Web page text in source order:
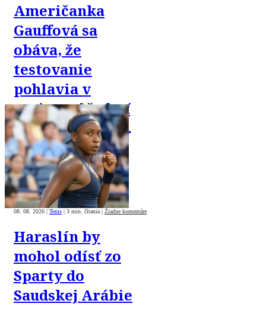
Američanka
Gauffová sa
obáva, že
testovanie
pohlavia v
tenise môže byť
zneužité proti
trans komunite
08. 08. 2026 Tenis 3 min. čítania Žiadne komentáre
Haraslín by
mohol odísť zo
Sparty do
Saudskej Arábie